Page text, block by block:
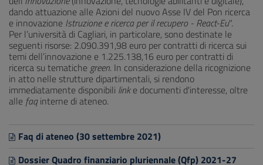
dando attuazione alle Azioni del nuovo Asse IV del Pon ricerca
e innovazione Istruzione e ricerca per il recupero - React-Eu".
Per l’università di Cagliari, in particolare, sono destinate le
seguenti risorse: 2.090.391,98 euro per contratti di ricerca sui
temi dell’innovazione e 1.225.138,16 euro per contratti di
ricerca su tematiche green. In considerazione della ricognizione
in atto nelle strutture dipartimentali, si rendono
immediatamente disponibili linke documenti d'interesse, oltre
alle faqinterne di ateneo.
Faq di ateneo (30 settembre 2021)
Dossier Quadro finanziario pluriennale (Qfp) 2021-27